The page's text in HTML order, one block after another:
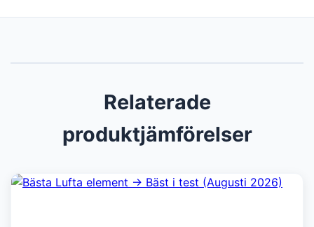
Relaterade
produktjämförelser